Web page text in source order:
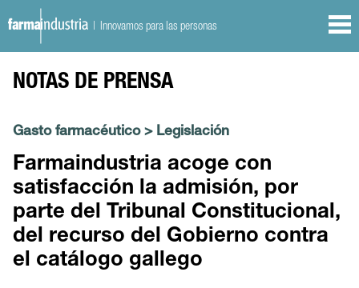
| Innovamos para las personas
NOTAS DE PRENSA
Gasto farmacéutico> Legislación
Farmaindustria acoge con
satisfacción la admisión, por
parte del Tribunal Constitucional,
del recurso del Gobierno contra
el catálogo gallego